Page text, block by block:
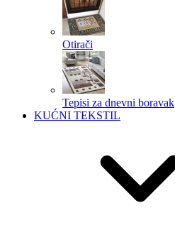
Otirači
Tepisi za dnevni boravak
KUĆNI TEKSTIL